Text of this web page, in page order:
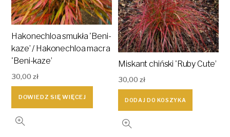
Hakonechloa smukła 'Beni-
kaze’ / Hakonechloa macra
'Beni-kaze’
30,00zł
DOWIEDZ SIĘ WIĘCEJ
Miskant chiński 'Ruby Cute’
30,00zł
DODAJ DO KOSZYKA